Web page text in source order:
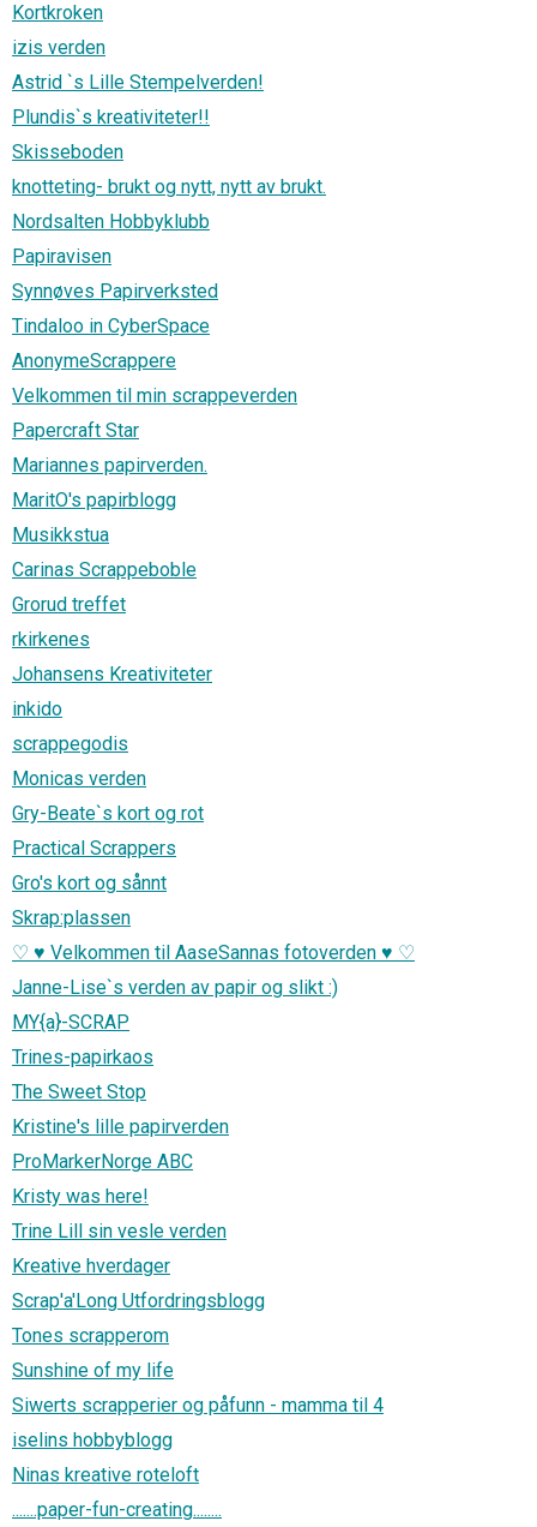
Kortkroken
izis verden
Astrid `s Lille Stempelverden!
Plundis`s kreativiteter!!
Skisseboden
knotteting- brukt og nytt, nytt av brukt.
Nordsalten Hobbyklubb
Papiravisen
Synnøves Papirverksted
Tindaloo in CyberSpace
AnonymeScrappere
Velkommen til min scrappeverden
Papercraft Star
Mariannes papirverden.
MaritO's papirblogg
Musikkstua
Carinas Scrappeboble
Grorud treffet
rkirkenes
Johansens Kreativiteter
inkido
scrappegodis
Monicas verden
Gry-Beate`s kort og rot
Practical Scrappers
Gro's kort og sånnt
Skrap:plassen
♡ ♥ Velkommen til AaseSannas fotoverden ♥ ♡
Janne-Lise`s verden av papir og slikt :)
MY{a}-SCRAP
Trines-papirkaos
The Sweet Stop
Kristine's lille papirverden
ProMarkerNorge ABC
Kristy was here!
Trine Lill sin vesle verden
Kreative hverdager
Scrap'a'Long Utfordringsblogg
Tones scrapperom
Sunshine of my life
Siwerts scrapperier og påfunn - mamma til 4
iselins hobbyblogg
Ninas kreative roteloft
.......paper-fun-creating........